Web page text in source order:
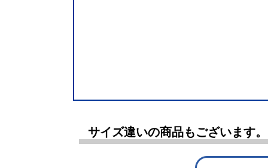
サイズ違いの商品もございます。